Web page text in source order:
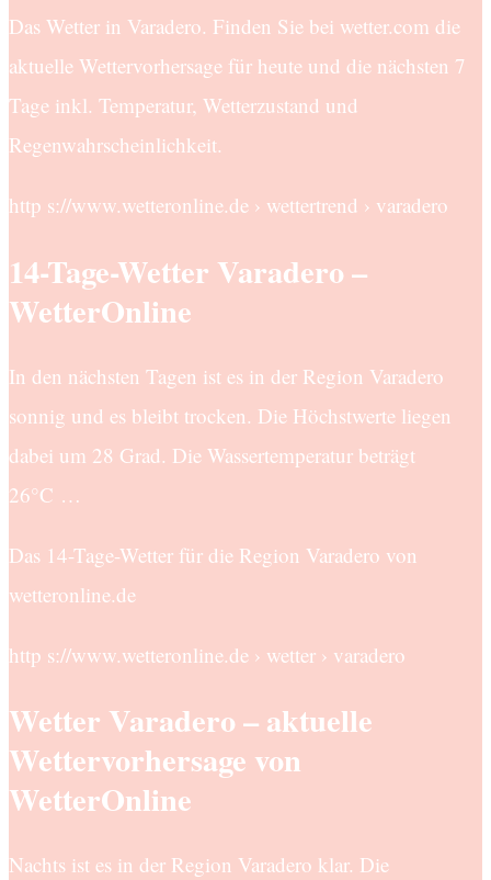
Das Wetter in Varadero. Finden Sie bei wetter.com die
aktuelle Wettervorhersage für heute und die nächsten 7
Tage inkl. Temperatur, Wetterzustand und
Regenwahrscheinlichkeit.
http s://www.wetteronline.de › wettertrend › varadero
14-Tage-Wetter Varadero –
WetterOnline
In den nächsten Tagen ist es in der Region Varadero
sonnig und es bleibt trocken. Die Höchstwerte liegen
dabei um 28 Grad. Die Wassertemperatur beträgt
26°C …
Das 14-Tage-Wetter für die Region Varadero von
wetteronline.de
http s://www.wetteronline.de › wetter › varadero
Wetter Varadero – aktuelle
Wettervorhersage von
WetterOnline
Nachts ist es in der Region Varadero klar. Die